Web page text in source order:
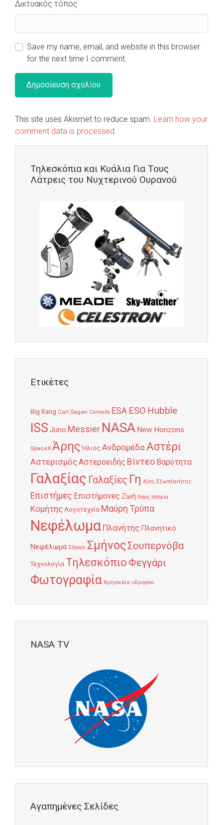
Δικτυακός τόπος
Save my name, email, and website in this browser
for the next time I comment.
This site uses Akismet to reduce spam. Learn how your
comment data is processed.
Τηλεσκόπια και Κυάλια Για Τους
Λάτρεις του Νυχτερινού Ουρανού
Ετικέτες
Big Bang Carl Sagan Curiosity ESA ESO Hubble
ISS Juno Messier NASA New Horizons
SpaceX Άρης Ήλιος ΑνδρομέδαΑστέρι
ΑστερισμόςΑστεροειδής Βίντεο Βαρύτητα
Γαλαξίας Γαλαξίες Γη Δίας Εξωπλανήτης
Επιστήμες Επιστήμονες Ζωή Θεός Ιστορία
Κομήτης Λογοτεχνία Μαύρη Τρύπα
Νεφέλωμα Πλανήτης Πλανητικό
Νεφέλωμα Σάγκαν ΣμήνοςΣουπερνόβα
Τεχνολογία Τηλεσκόπιο Φεγγάρι
Φωτογραφία θρησκεία υδρογόνο
NASA TV
Αγαπημένες Σελίδες